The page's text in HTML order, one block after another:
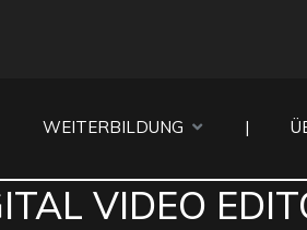
WEITERBILDUNG |
VIDEO